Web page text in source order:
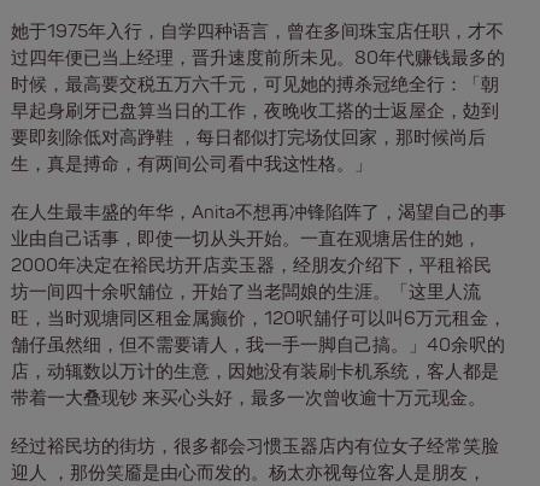
她于1975年入行，自学四种语言，曾在多间珠宝店任职，才不
过四年便已当上经理，晋升速度前所未见。80年代赚钱最多的
时候，最高要交税五万六千元，可见她的搏杀冠绝全行：「朝
早起身刷牙已盘算当日的工作，夜晚收工搭的士返屋企，攰到
要即刻除低对高踭鞋 ，每日都似打完场仗回家，那时候尚后
生，真是搏命，有两间公司看中我这性格。」
在人生最丰盛的年华，Anita不想再冲锋陷阵了，渴望自己的事
业由自己话事，即使一切从头开始。一直在观塘居住的她，
2000年决定在裕民坊开店卖玉器，经朋友介绍下，平租裕民
坊一间四十余呎舖位，开始了当老闆娘的生涯。「这里人流
旺，当时观塘同区租金属癫价，120呎舖仔可以叫6万元租金，
舗仔虽然细，但不需要请人，我一手一脚自己搞。」40余呎的
店，动辄数以万计的生意，因她没有装刷卡机系统，客人都是
带着一大叠现钞 来买心头好，最多一次曾收逾十万元现金。
经过裕民坊的街坊，很多都会习惯玉器店内有位女子经常笑脸
迎人 ，那份笑靥是由心而发的。杨太亦视每位客人是朋友，